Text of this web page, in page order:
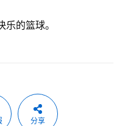
的篮球。
分享